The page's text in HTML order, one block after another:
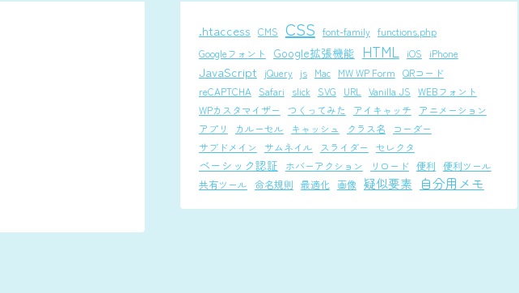
.htaccess CMS CSS font-family functions.php
Googleフォント
Google拡張機能 HTML iOS iPhone
JavaScript jQuery js Mac MW WP Form QRコード
reCAPTCHA
Safari slick SVG URL Vanilla JS WEBフォント
WPカスタマイザー
つくってみた アイキャッチ
アニメーション
アプリ
カルーセル キャッシュ クラス名
コーダー
サブドメイン サムネイル スライダー セレクタ
ベーシック認証 ホバーアクション リロード 便利 便利ツール
共有ツール 命名規則 最適化 画像 疑似要素 自分用メモ